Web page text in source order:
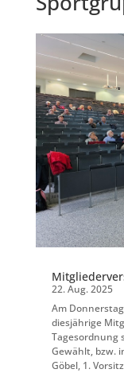
22. Aug. 2025
Am
diesjährige
Tagesordnung
Gewählt, bzw.
Göbel, 1.